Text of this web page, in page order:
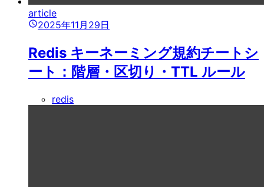
article
2025年11月29日
Redis キーネーミング規約チートシ
ート：階層・区切り・TTL ルール
redis